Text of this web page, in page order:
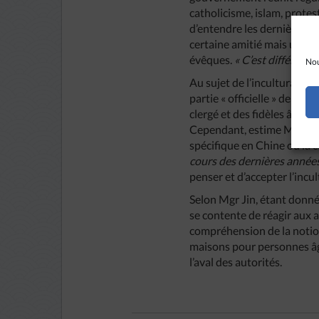
catholicisme, islam,
d’entendre les dernières
certaine amitié mais un
évêques. « C’est différent
Au sujet de
partie « officielle » de
clergé et des fidèles âgés,
Cependant, estime Mgr
spécifique en Chine où la
cours des dernières
penser et d’accepter
Selon Mgr Jin, étant
se contente de réagir aux
compréhension de la
maisons pour personnes
l’aval des autorités.